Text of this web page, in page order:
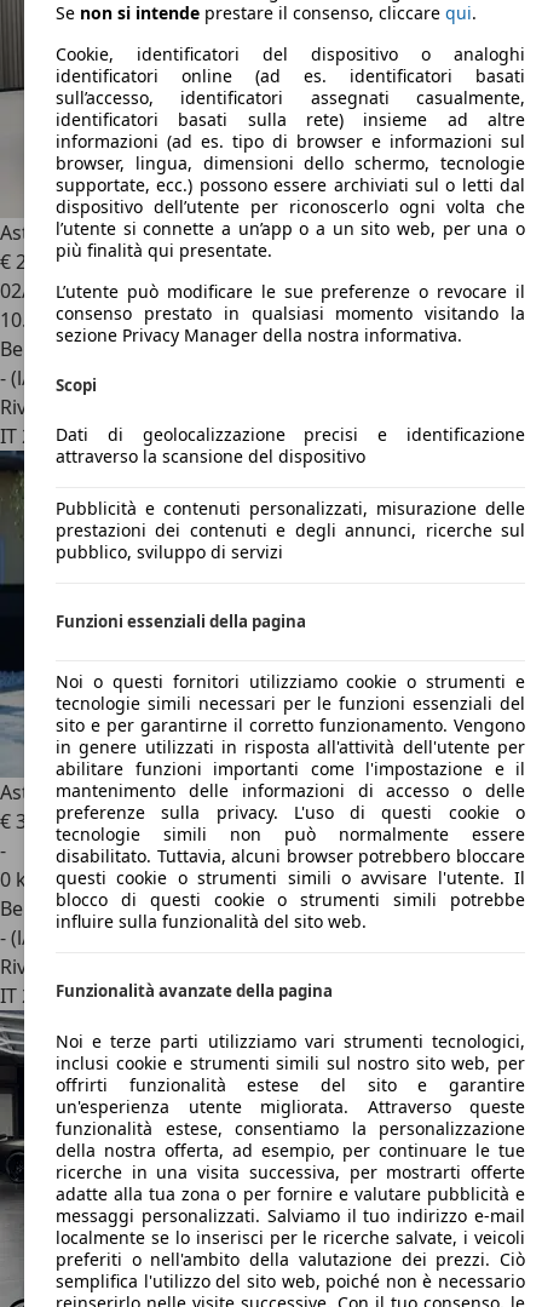
Aston Martin DB12Volante 4.0 V8 auto
€ 259.000 1
02/2025
10.500 km
Benzina
- (l/100 km)
Rivenditore
IT 20146Milano - Mi
Aston Martin DB12V8 COUPE 26MY
€ 311.8001
-
0 km
Benzina
- (l/100 km)
Rivenditore
IT 20123Milano - Mi
Se non si intende prestare il consenso, cliccare qui.
Cookie, identificatori del dispositivo o analoghi
identificatori online (ad es. identificatori basati
sull’accesso, identificatori assegnati casualmente,
identificatori basati sulla rete) insieme ad altre
informazioni (ad es. tipo di browser e informazioni sul
browser, lingua, dimensioni dello schermo, tecnologie
supportate, ecc.) possono essere archiviati sul o letti dal
dispositivo dell’utente per riconoscerlo ogni volta che
l’utente si connette a un’app o a un sito web, per una o
più finalità qui presentate.
L’utente può modificare le sue preferenze o revocare il
consenso prestato in qualsiasi momento visitando la
sezione Privacy Manager della nostra informativa.
Scopi
Dati di geolocalizzazione precisi e identificazione
attraverso la scansione del dispositivo
Pubblicità e contenuti personalizzati, misurazione delle
prestazioni dei contenuti e degli annunci, ricerche sul
pubblico, sviluppo di servizi
Funzioni essenziali della pagina
Noi o questi fornitori utilizziamo cookie o strumenti e
tecnologie simili necessari per le funzioni essenziali del
sito e per garantirne il corretto funzionamento. Vengono
in genere utilizzati in risposta all'attività dell'utente per
abilitare funzioni importanti come l'impostazione e il
mantenimento delle informazioni di accesso o delle
preferenze sulla privacy. L'uso di questi cookie o
tecnologie simili non può normalmente essere
disabilitato. Tuttavia, alcuni browser potrebbero bloccare
questi cookie o strumenti simili o avvisare l'utente. Il
blocco di questi cookie o strumenti simili potrebbe
influire sulla funzionalità del sito web.
Funzionalità avanzate della pagina
Noi e terze parti utilizziamo vari strumenti tecnologici,
inclusi cookie e strumenti simili sul nostro sito web, per
offrirti funzionalità estese del sito e garantire
un'esperienza utente migliorata. Attraverso queste
funzionalità estese, consentiamo la personalizzazione
della nostra offerta, ad esempio, per continuare le tue
ricerche in una visita successiva, per mostrarti offerte
adatte alla tua zona o per fornire e valutare pubblicità e
messaggi personalizzati. Salviamo il tuo indirizzo e-mail
localmente se lo inserisci per le ricerche salvate, i veicoli
preferiti o nell'ambito della valutazione dei prezzi. Ciò
semplifica l'utilizzo del sito web, poiché non è necessario
reinserirlo nelle visite successive. Con il tuo consenso, le